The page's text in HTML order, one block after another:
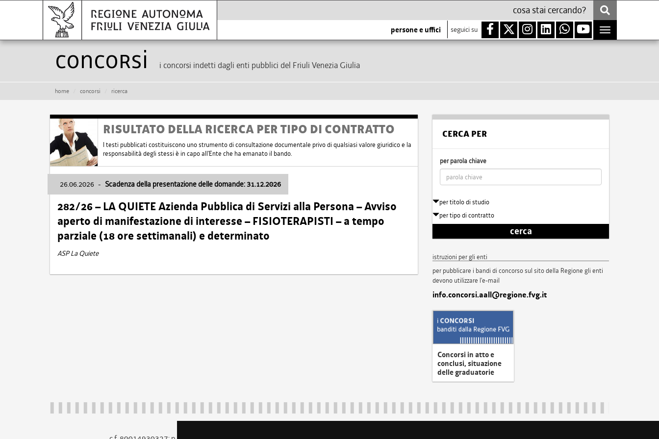
persone e uffici seguici su
Toggle
navigation
Concorsi i concorsi indetti dagli enti pubblici del Friuli Venezia Giulia
home concorsi ricerca
RISULTATO DELLA RICERCA PER TIPO DI CONTRATTO
I testi pubblicati costituiscono uno strumento di consultazione documentale privo di qualsiasi valore giuridico e la
responsabilità degli stessi è in capo all'Ente che ha emanato il bando.
26.06.2026 - Scadenza della presentazione delle domande: 31.12.2026
282/26 – LA QUIETE Azienda Pubblica di Servizi alla Persona – Avviso
aperto di manifestazione di interesse – FISIOTERAPISTI – a tempo
parziale (18 ore settimanali) e determinato
ASP La Quiete
CERCA PER
per parola chiave
per titolo di studio
per tipo di contratto
cerca
istruzioni per gli enti
per pubblicare i bandi di concorso sul sito della Regione gli enti
devono utilizzare l'e-mail
info.concorsi.aall@regione.fvg.it
Concorsi in atto e
conclusi, situazione
delle graduatorie